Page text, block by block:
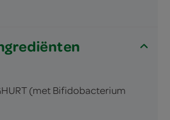
(met Bifidobacterium